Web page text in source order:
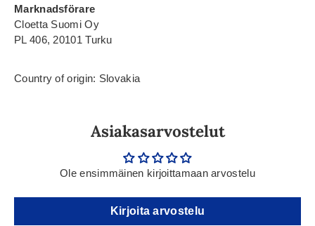
Marknadsförare
Cloetta Suomi Oy
PL 406, 20101 Turku
Country of origin: Slovakia
Asiakasarvostelut
Ole ensimmäinen kirjoittamaan arvostelu
Kirjoita arvostelu